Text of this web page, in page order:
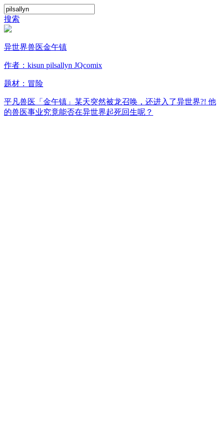
搜索
异世界兽医金午镇
作者：kisun pilsallyn JQcomix
题材： 冒险
平凡兽医「金午镇」某天突然被龙召唤，还进入了异世界?! 他
的兽医事业究竟能否在异世界起死回生呢？